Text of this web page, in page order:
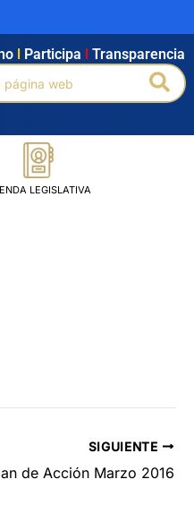
Intranet Búsqueda avanzada
Participa Transparencia
LEGISLATIVA
SIGUIENTE
de Acción Marzo 2016